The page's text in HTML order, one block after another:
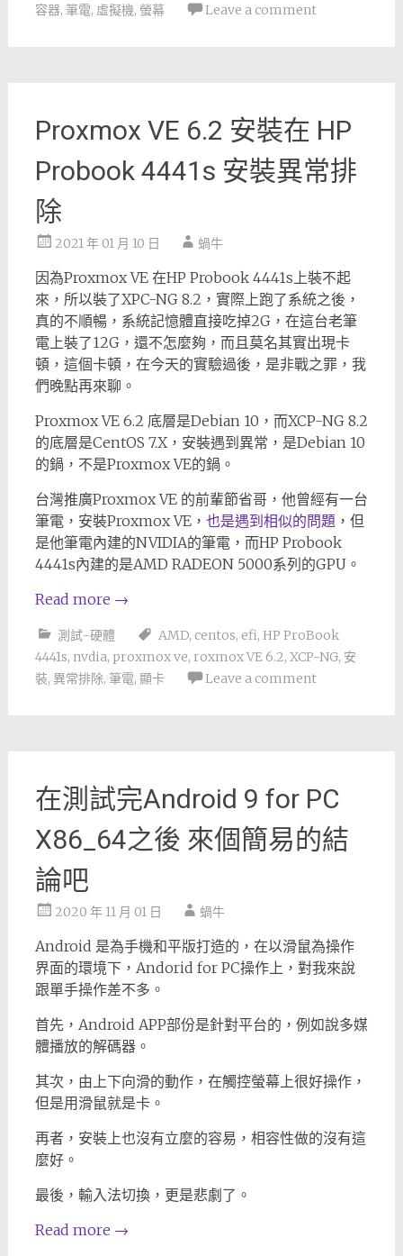
容器, 筆電, 虛擬機, 螢幕 Leave a comment
Proxmox VE 6.2 安裝在 HP
Probook 4441s 安裝異常排
除
2021 年 01 月 10 日 蝸牛
因為Proxmox VE 在HP Probook 4441s上裝不起
來，所以裝了XPC-NG 8.2，實際上跑了系統之後，
真的不順暢，系統記憶體直接吃掉2G，在這台老筆
電上裝了12G，還不怎麼夠，而且莫名其實出現卡
頓，這個卡頓，在今天的實驗過後，是非戰之罪，我
們晚點再來聊。
Proxmox VE 6.2 底層是Debian 10，而XCP-NG 8.2
的底層是CentOS 7.X，安裝遇到異常，是Debian 10
的鍋，不是Proxmox VE的鍋。
台灣推廣Proxmox VE 的前輩節省哥，他曾經有一台
筆電，安裝Proxmox VE， 也是遇到相似的問題，但
是他筆電內建的NVIDIA的筆電，而HP Probook
4441s內建的是AMD RADEON 5000系列的GPU。
Read more →
測試-硬體 AMD, centos, efi, HP ProBook
4441s, nvdia, proxmox ve, roxmox VE 6.2, XCP-NG, 安
裝, 異常排除, 筆電, 顯卡 Leave a comment
在測試完Android 9 for PC
X86_64之後 來個簡易的結
論吧
2020 年 11 月 01 日 蝸牛
Android 是為手機和平版打造的，在以滑鼠為操作
界面的環境下，Andorid for PC操作上，對我來說
跟單手操作差不多。
首先，Android APP部份是針對平台的，例如說多媒
體播放的解碼器。
其次，由上下向滑的動作，在觸控螢幕上很好操作，
但是用滑鼠就是卡。
再者，安裝上也沒有立麼的容易，相容性做的沒有這
麼好。
最後，輸入法切換，更是悲劇了。
Read more →